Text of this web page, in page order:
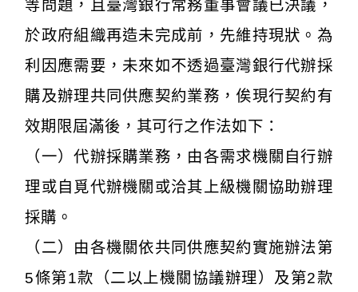
等問題，且臺灣銀行常務董事會議已決議，
於政府組織再造未完成前，先維持現狀。為
利因應需要，未來如不透過臺灣銀行代辦採
購及辦理共同供應契約業務，俟現行契約有
效期限屆滿後，其可行之作法如下：
（一）代辦採購業務，由各需求機關自行辦
理或自覓代辦機關或洽其上級機關協助辦理
採購。
（二）由各機關依共同供應契約實施辦法第
5條第1款（二以上機關協議辦理）及第2款